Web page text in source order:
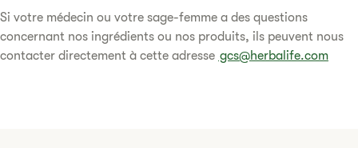
Si votre médecin ou votre sage-femme a des questions
concernant nos ingrédients ou nos produits, ils peuvent nous
contacter directement à cette adresse gcs@herbalife.com